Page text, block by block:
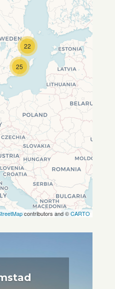
geladen …
nachdem
geladen
Dateien.
22
25
contributors and ©CARTO